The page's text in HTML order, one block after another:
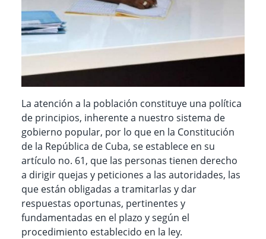
La atención a la población constituye una política
de principios, inherente a nuestro sistema de
gobierno popular, por lo que en la Constitución
de la República de Cuba, se establece en su
artículo no. 61, que las personas tienen derecho
a dirigir quejas y peticiones a las autoridades, las
que están obligadas a tramitarlas y dar
respuestas oportunas, pertinentes y
fundamentadas en el plazo y según el
procedimiento establecido en la ley.